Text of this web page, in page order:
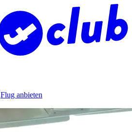
Flug anbieten